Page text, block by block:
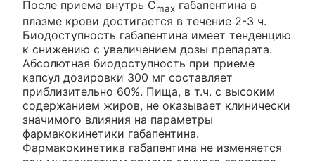
После приема внутрь Cmax габапентина в
плазме крови достигается в течение 2-3 ч.
Биодоступность габапентина имеет тенденцию
к снижению с увеличением дозы препарата.
Абсолютная биодоступность при приеме
капсул дозировки 300 мг составляет
приблизительно 60%. Пища, в т.ч. с высоким
содержанием жиров, не оказывает клинически
значимого влияния на параметры
фармакокинетики габапентина.
Фармакокинетика габапентина не изменяется